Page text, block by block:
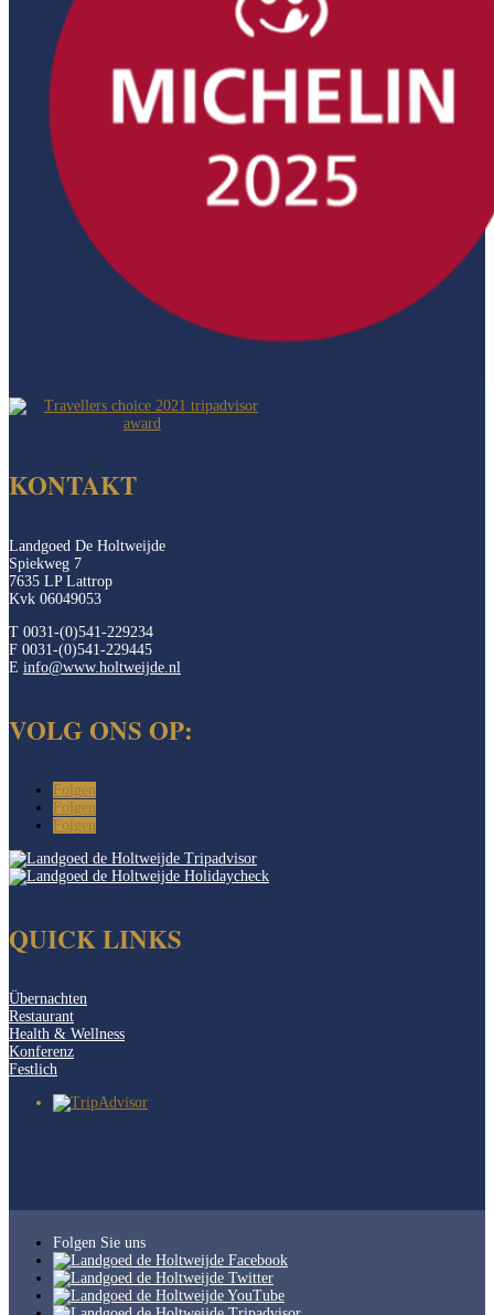
KONTAKT
Landgoed De Holtweijde
Spiekweg 7
7635 LP Lattrop
Kvk 06049053
T 0031-(0)541-229234
F 0031-(0)541-229445
E info@www.holtweijde.nl
VOLG ONS OP:
Folgen
Folgen
Folgen
QUICK LINKS
Übernachten
Restaurant
Health & Wellness
Konferenz
Festlich
Folgen Sie uns